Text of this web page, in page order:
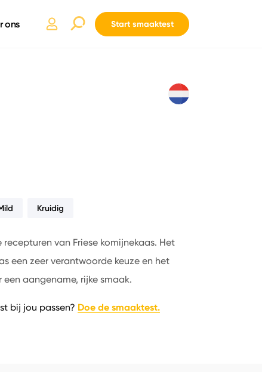
ons Start smaaktest
Kruidig
van Friese komijnekaas. Het
een zeer verantwoorde keuze en het
aangename, rijke smaak.
bij jou passen? Doe de smaaktest.